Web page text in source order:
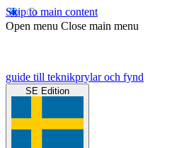
Skip to main content
Open menu Close main menu
guide till teknikprylar och fynd
SE Edition